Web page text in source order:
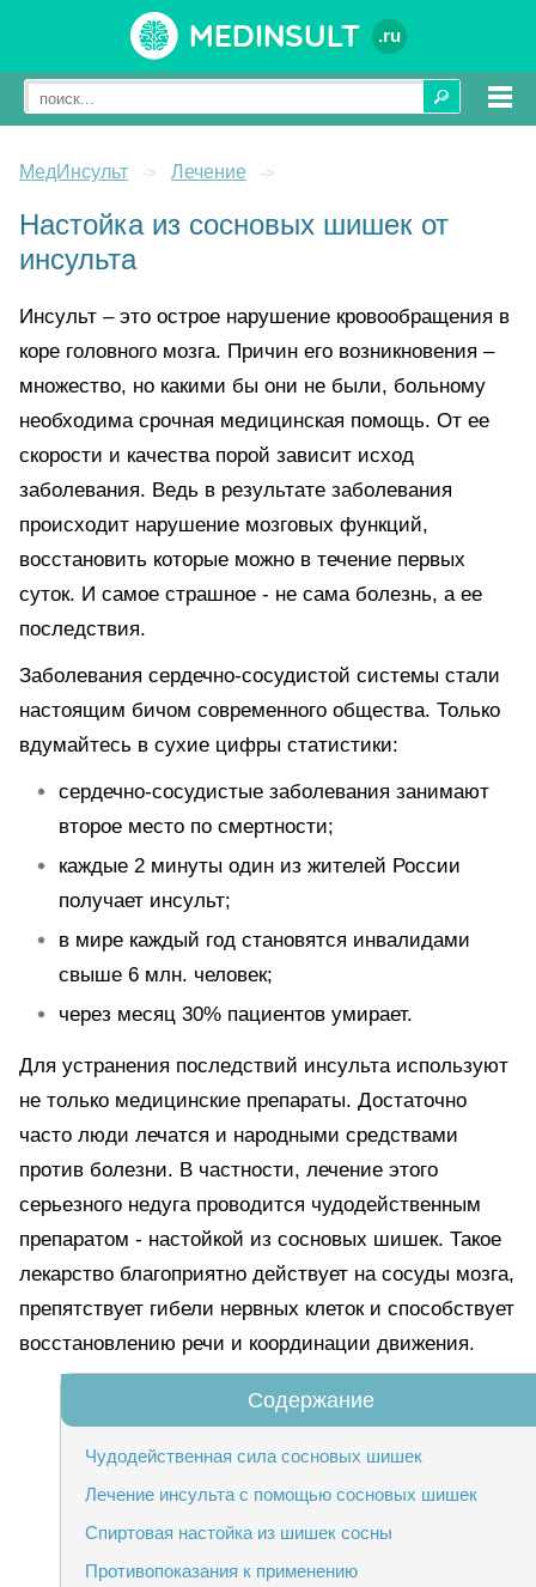
Medinsult .ru
МедИнсульт -> Лечение ->
Настойка из сосновых шишек от
инсульта
Инсульт – это острое нарушение кровообращения в
коре головного мозга. Причин его возникновения –
множество, но какими бы они не были, больному
необходима срочная медицинская помощь. От ее
скорости и качества порой зависит исход
заболевания. Ведь в результате заболевания
происходит нарушение мозговых функций,
восстановить которые можно в течение первых
суток. И самое страшное - не сама болезнь, а ее
последствия.
Заболевания сердечно-сосудистой системы стали
настоящим бичом современного общества. Только
вдумайтесь в сухие цифры статистики:
сердечно-сосудистые заболевания занимают
второе место по смертности;
каждые 2 минуты один из жителей России
получает инсульт;
в мире каждый год становятся инвалидами
свыше 6 млн. человек;
через месяц 30% пациентов умирает.
Для устранения последствий инсульта используют
не только медицинские препараты. Достаточно
часто люди лечатся и народными средствами
против болезни. В частности, лечение этого
серьезного недуга проводится чудодейственным
препаратом - настойкой из сосновых шишек. Такое
лекарство благоприятно действует на сосуды мозга,
препятствует гибели нервных клеток и способствует
восстановлению речи и координации движения.
Чудодейственная сила сосновых шишек
Лечение инсульта с помощью сосновых шишек
Спиртовая настойка из шишек сосны
Противопоказания к применению